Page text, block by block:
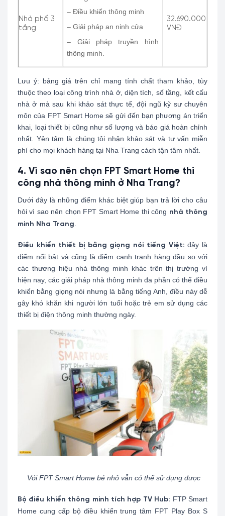
Nhà phố 3
tầng
– Điều khiển thông minh
– Giải pháp an ninh cửa
– Giải pháp truyền hình
thông minh.
32.690.000
VNĐ
Lưu ý: bảng giá trên chỉ mang tính chất tham khảo, tùy
thuộc theo loại công trình nhà ở, diện tích, số tầng, kết cấu
nhà ở mà sau khi khảo sát thực tế, đội ngũ kỹ sư chuyên
môn của FPT Smart Home sẽ gửi đến bạn phương án triển
khai, loại thiết bị cũng như số lượng và báo giá hoàn chỉnh
nhất. Yên tâm là chúng tôi nhận khảo sát và tư vấn miễn
phí cho mọi khách hàng tại Nha Trang cách tận tâm nhất.
4. Vì sao nên chọn FPT Smart Home thi
công nhà thông minh ở Nha Trang?
Dưới đây là những điểm khác biệt giúp bạn trả lời cho câu
hỏi vì sao nên chọn FPT Smart Home thi công nhà thông
minh Nha Trang
Điều khiển thiết bị bằng giọng nói tiếng Việt: đây là
điểm nổi bật và cũng là điểm cạnh tranh hàng đầu so với
các thương hiệu nhà thông minh khác trên thị trường vì
hiện nay, các giải pháp nhà thông minh đa phần có thể điều
khiển bằng giọng nói nhưng là bằng tiếng Anh, điều này dễ
gây khó khăn khi người lớn tuổi hoặc trẻ em sử dụng các
thiết bị điện thông minh thường ngày.
Với FPT Smart Home bé nhỏ vẫn có thể sử dụng được
Bộ điều khiển thông minh tích hợp TV Hub: FTP Smart
Home cung cấp bộ điều khiển trung tâm FPT Play Box S